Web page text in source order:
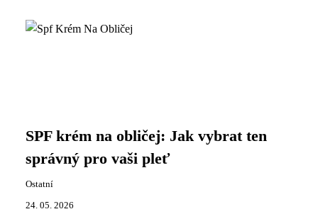
SPF krém na obličej: Jak vybrat ten
správný pro vaši pleť
Ostatní
24. 05. 2026